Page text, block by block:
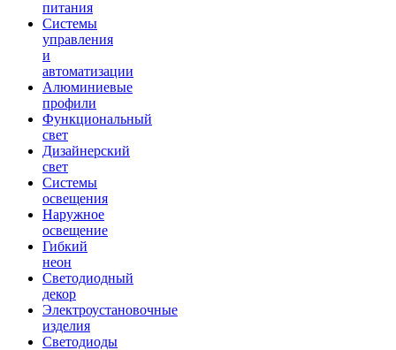
питания
Системы
управления
и
автоматизации
Алюминиевые
профили
Функциональный
свет
Дизайнерский
свет
Системы
освещения
Наружное
освещение
Гибкий
неон
Светодиодный
декор
Электроустановочные
изделия
Светодиоды